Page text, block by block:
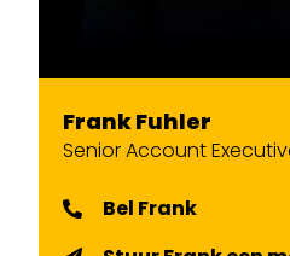
Frank Fuhler
Senior Account
Bel Frank